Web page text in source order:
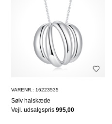
VARENR.: 16223535
Sølv halskæde
Vejl. udsalgspris 995,00